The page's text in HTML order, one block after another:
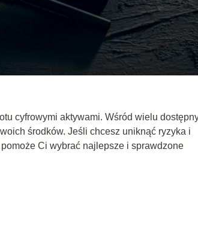
cyfrowymi aktywami. Wśród wielu
środków. Jeśli chcesz uniknąć ryzyka i
Ci wybrać najlepsze i sprawdzone